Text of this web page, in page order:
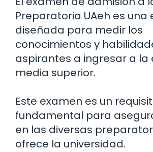
Preparatoria UAeh es una
diseñada para medir los
conocimientos y
aspirantes a ingresar a la
media superior.
Este examen es un
fundamental para
en las diversas
ofrece la universidad.